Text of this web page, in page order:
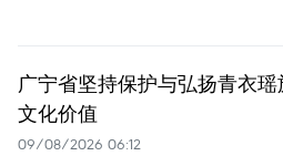
广宁省坚持保护与弘扬青衣
文化价值
09/08/2026 06:12